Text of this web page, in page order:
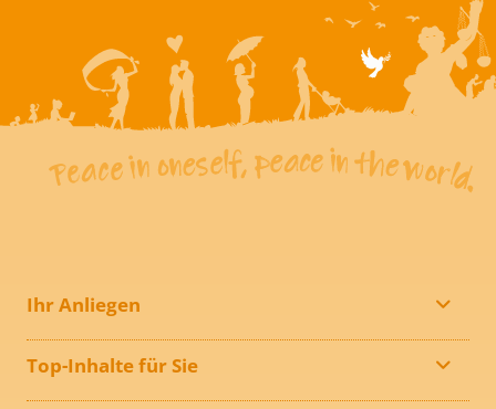
Ihr Anliegen
Top-Inhalte für Sie